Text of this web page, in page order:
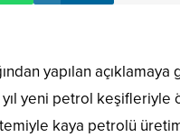
yapılan
yeni petrol
kaya petrolü